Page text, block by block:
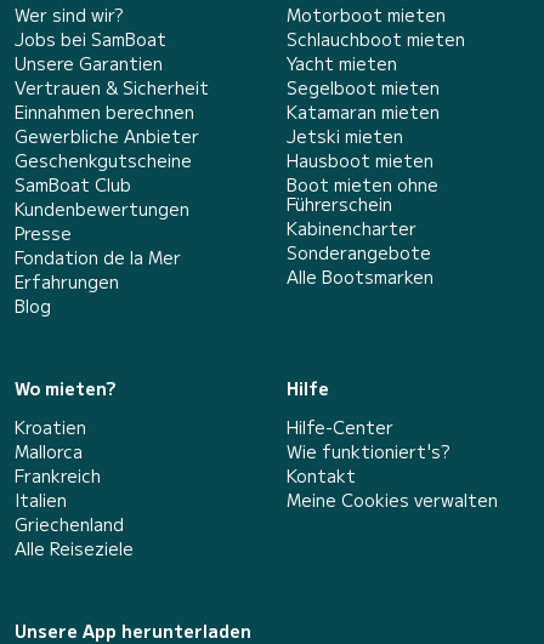
Wer sind wir?
Jobs bei SamBoat
Unsere Garantien
Vertrauen & Sicherheit
Einnahmen berechnen
Gewerbliche Anbieter
Geschenkgutscheine
SamBoat Club
Kundenbewertungen
Presse
Fondation de la Mer
Erfahrungen
Blog
Motorboot mieten
Schlauchboot mieten
Yacht mieten
Segelboot mieten
Katamaran mieten
Jetski mieten
Hausboot mieten
Boot mieten ohne
Führerschein
Kabinencharter
Sonderangebote
Alle Bootsmarken
Wo mieten?
Kroatien
Mallorca
Frankreich
Italien
Griechenland
Alle Reiseziele
Hilfe
Hilfe-Center
Wie funktioniert's?
Kontakt
Meine Cookies verwalten
Unsere App herunterladen